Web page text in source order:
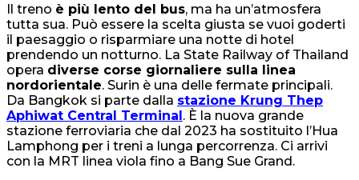
Il treno è più lento del bus, ma ha un’atmosfera
tutta sua. Può essere la scelta giusta se vuoi goderti
il paesaggio o risparmiare una notte di hotel
prendendo un notturno. La State Railway of Thailand
opera diverse corse giornaliere sulla linea
nordorientale. Surin è una delle fermate principali.
Da Bangkok si parte dalla stazione Krung Thep
Aphiwat Central Terminal. È la nuova grande
stazione ferroviaria che dal 2023 ha sostituito l’Hua
Lamphong per i treni a lunga percorrenza. Ci arrivi
con la MRT linea viola fino a Bang Sue Grand.